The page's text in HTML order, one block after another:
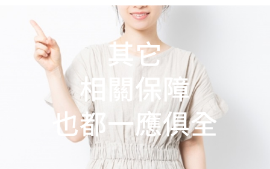
其它
相關保障
也都一應俱全